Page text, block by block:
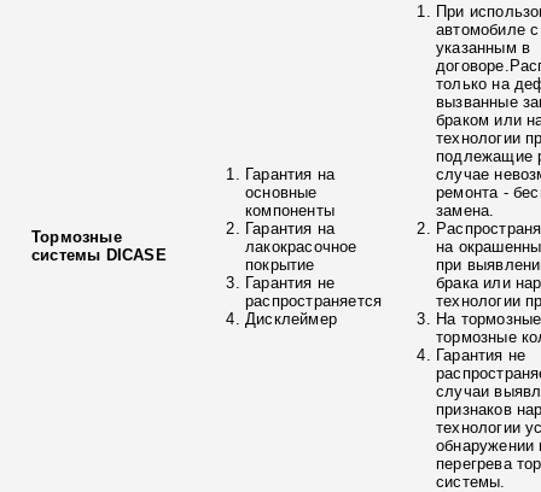
Тормозные
системы DICASE
Гарантия на
основные
компоненты
Гарантия на
лакокрасочное
покрытие
Гарантия не
распространяется
Дисклеймер
При
автомобиле
указанным в
только на
вызванные
браком или
технологии
подлежащие
случае
ремонта -
замена.
на
при
брака или
технологии
На
тормозные
Гарантия не
случаи
признаков
технологии
обнаружении
перегрева
системы.